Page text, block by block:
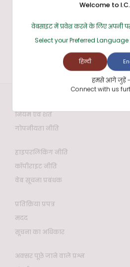
नियम एवं शर्तें
गोपनीयता नीति
हाइपरलिंकिंग नीति
कॉपीराइट नीति
वेब सूचना प्रबंधक
प्रतिक्रिया प्रपत्र
मदद
सूचना का अधिकार
अक्सर पूछे जाने वाले प्रश्न
Welcome to
वेबसाइट में प्रवेश करने के लिए अपनी
Select your Preferred Language
हिन्दी
हमसे आगे जुड़ें -
Connect with us